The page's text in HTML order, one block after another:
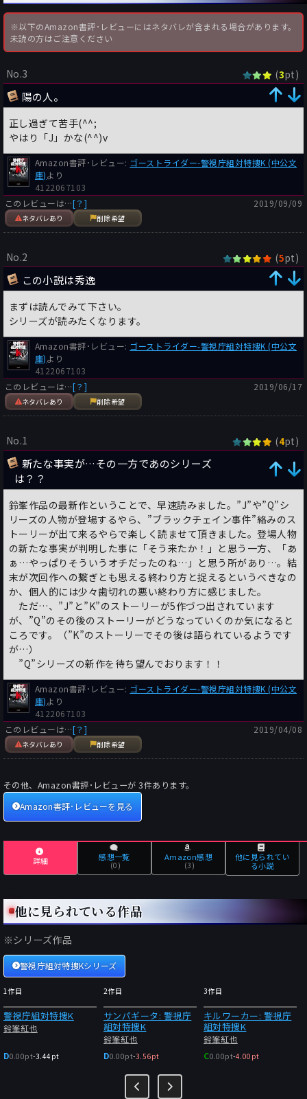
※以下のAmazon書評･レビューにはネタバレが含まれる場合があります。
未読の方はご注意ください
No.3 (3pt)
陽の人。
正し過ぎて苦手(^^;
やはり「J」かな(^^)v
Amazon書評･レビュー: ゴーストライダー-警視庁組対特捜K (中公文
庫)より
4122067103
このレビューは…[？]
ネタバレあり 削除希望
2019/09/09
No.2 (5pt)
この小説は秀逸
まずは読んでみて下さい。
シリーズが読みたくなります。
Amazon書評･レビュー: ゴーストライダー-警視庁組対特捜K (中公文
庫)より
4122067103
このレビューは…[？]
ネタバレあり 削除希望
2019/06/17
No.1 (4pt)
新たな事実が…その一方であのシリーズ
は？？
鈴峯作品の最新作ということで、早速読みました。”J”や”Q”シ
リーズの人物が登場するやら、”ブラックチェイン事件”絡みのス
トーリーが出て来るやらで楽しく読ませて頂きました。登場人物
の新たな事実が判明した事に「そう来たか！」と思う一方、「あ
ぁ…やっぱりそういうオチだったのね…」と思う所があり…。結
末が次回作への繋ぎとも思える終わり方と捉えるというべきなの
か、個人的には少々歯切れの悪い終わり方に感じました。
ただ…、”J”と”K”のストーリーが5作づつ出されています
が、”Q”のその後のストーリーがどうなっていくのか気になると
ころです。（”K”のストーリーでその後は語られているようです
が…）
”Q”シリーズの新作を待ち望んでおります！！
Amazon書評･レビュー: ゴーストライダー-警視庁組対特捜K (中公文
庫)より
4122067103
このレビューは…[？]
ネタバレあり 削除希望
2019/04/08
その他、Amazon書評･レビューが3件あります。
Amazon書評･レビューを見る
詳細 感想一覧
(0)
Amazon感想
(3)
他に見られてい
る小説
他に見られている作品
※シリーズ作品
警視庁組対特捜Kシリーズ
1作目
警視庁組対特捜K
鈴峯紅也
D0.00pt-3.44pt
2作目
サンパギータ: 警視庁
組対特捜K
鈴峯紅也
D0.00pt-3.56pt
3作目
キルワーカー: 警視庁
組対特捜K
鈴峯紅也
C0.00pt-4.00pt